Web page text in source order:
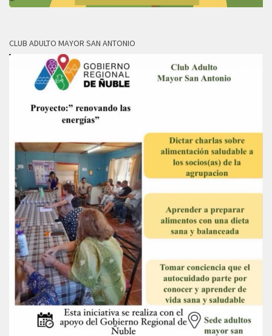
CLUB ADULTO MAYOR SAN ANTONIO